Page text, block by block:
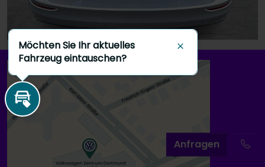
Anfragen
Inzahlungnahme
Möchten Sie Ihr aktuelles
Fahrzeug eintauschen?
Schließen